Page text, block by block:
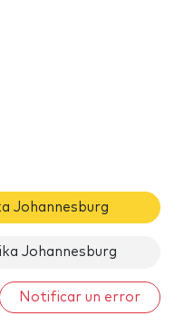
Johannesburg
Johannesburg
Notificar un error